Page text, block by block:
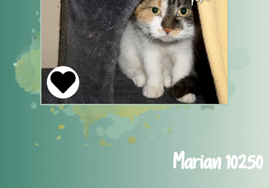
Marian 10250